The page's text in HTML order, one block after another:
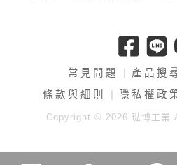
常見問題 產品搜
條款與細則
隱私權政
Copyright © 2026 琺博工業